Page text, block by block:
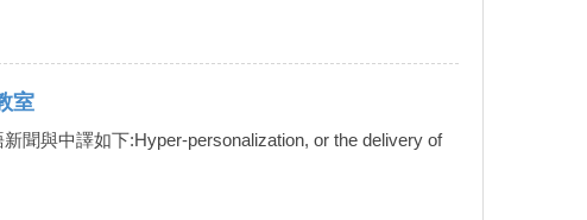
室
聞與中譯如下:Hyper-personalization, or the delivery of